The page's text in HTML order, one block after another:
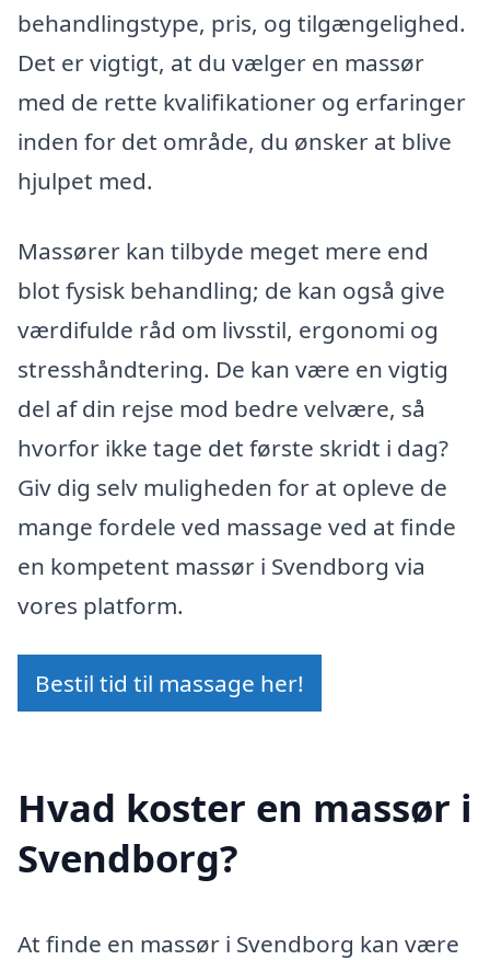
behandlingstype, pris, og tilgængelighed.
Det er vigtigt, at du vælger en massør
med de rette kvalifikationer og erfaringer
inden for det område, du ønsker at blive
hjulpet med.
Massører kan tilbyde meget mere end
blot fysisk behandling; de kan også give
værdifulde råd om livsstil, ergonomi og
stresshåndtering. De kan være en vigtig
del af din rejse mod bedre velvære, så
hvorfor ikke tage det første skridt i dag?
Giv dig selv muligheden for at opleve de
mange fordele ved massage ved at finde
en kompetent massør i Svendborg via
vores platform.
Bestil tid til massage her!
Hvad koster en massør i
Svendborg?
At finde en massør i Svendborg kan være